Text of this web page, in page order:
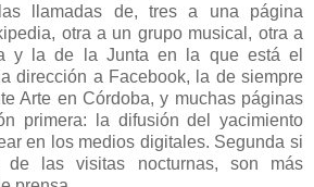
llamadas de, tres a una página
otra a un grupo musical, otra a
y la de la Junta en la que está el
dirección a Facebook, la de siempre
Arte en Córdoba, y muchas páginas
primera: la difusión del yacimiento
en los medios digitales. Segunda si
de las visitas nocturnas, son más